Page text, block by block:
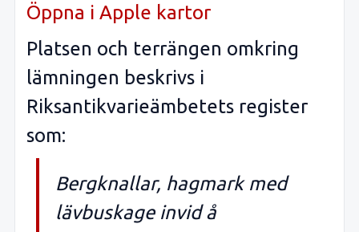
Öppna i Apple kartor
Platsen och terrängen omkring
lämningen beskrivs i
Riksantikvarieämbetets register
som:
Bergknallar, hagmark med
lävbuskage invid å